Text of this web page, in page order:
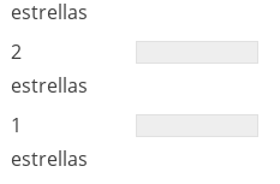
estrellas
2
estrellas
1
estrellas